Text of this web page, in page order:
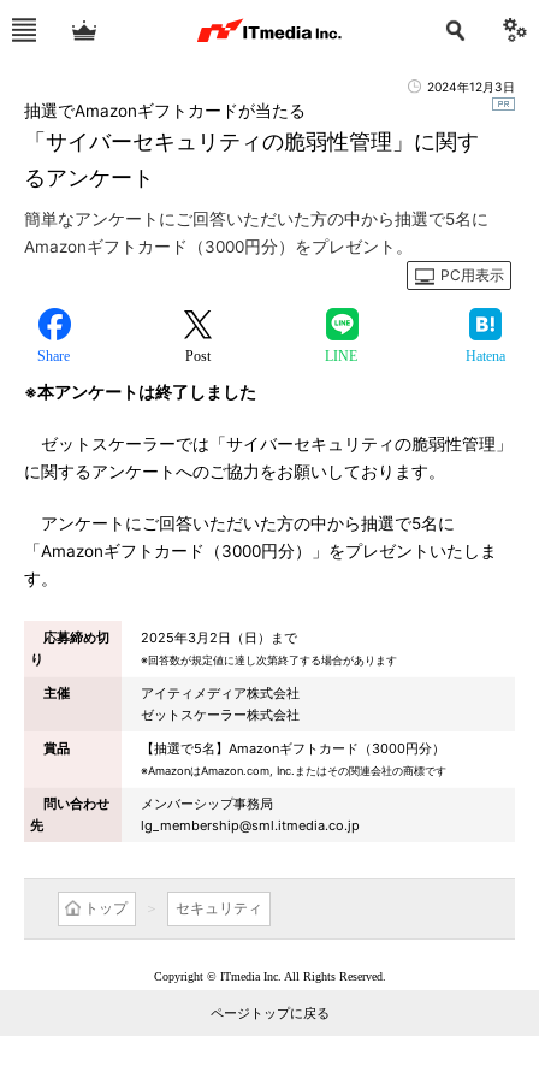
2024年12月3日
「サイバーセキュリティの脆弱性管理」に関す
るアンケート
抽選でAmazonギフトカードが当たる
簡単なアンケートにご回答いただいた方の中から抽選で5名に
Amazonギフトカード（3000円分）をプレゼント。
PC用表示
Share Post LINE Hatena
※本アンケートは終了しました
ゼットスケーラーでは「サイバーセキュリティの脆弱性管理」
に関するアンケートへのご協力をお願いしております。
アンケートにご回答いただいた方の中から抽選で5名に
「Amazonギフトカード（3000円分）」をプレゼントいたしま
す。
応募締め切
り
2025年3月2日（日）まで
※回答数が規定値に達し次第終了する場合があります
主催
アイティメディア株式会社
ゼットスケーラー株式会社
賞品
【抽選で5名】Amazonギフトカード（3000円分）
※AmazonはAmazon.com, Inc.またはその関連会社の商標です
問い合わせ
先
メンバーシップ事務局
lg_membership@sml.itmedia.co.jp
トップ セキュリティ
Copyright © ITmedia Inc. All Rights Reserved.
ページトップに戻る